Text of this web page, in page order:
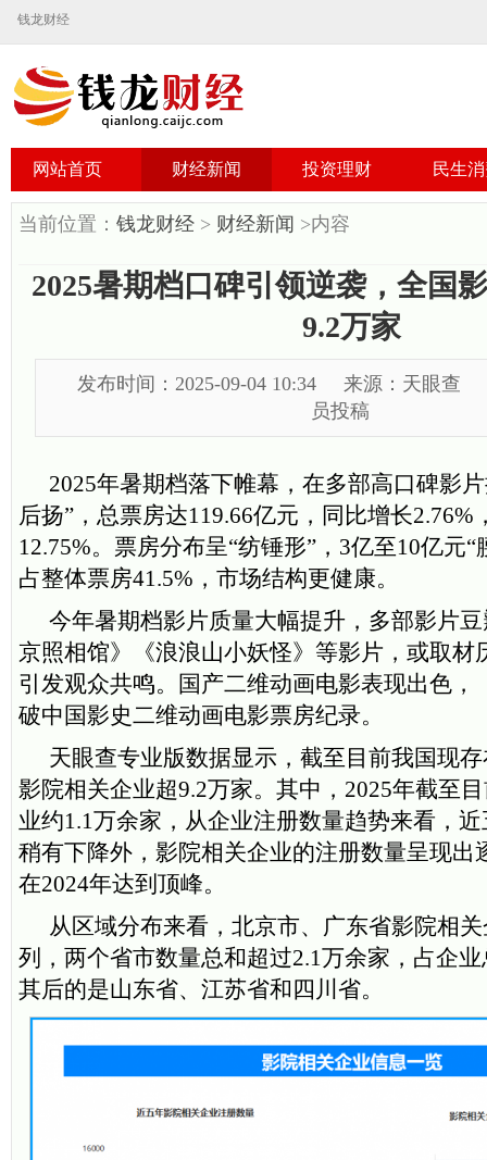
钱龙财经
网站首页 财经新闻 投资理财 民生
当前位置： 钱龙财经 > 财经新闻 >内容
2025暑期档口碑引领逆袭，全国
9.2万家
发布时间：2025-09-04 10:34
来源：天眼查
员投稿
2025年暑期档落下帷幕，在多部高口碑影
后扬”，总票房达119.66亿元，同比增长
12.75%。票房分布呈“纺锤形”，3亿至10亿元
占整体票房41.5%，市场结构更健康。
今年暑期档影片质量大幅提升，多部影片
京照相馆》《浪浪山小妖怪》等影片，或取材
引发观众共鸣。国产二维动画电影表现出色，
破中国影史二维动画电影票房纪录。
天眼查专业版数据显示，截至目前我国现
影院相关企业超9.2万家。其中，2025年截至
业约1.1万余家，从企业注册数量趋势来看，
稍有下降外，影院相关企业的注册数量呈现出
在2024年达到顶峰。
从区域分布来看，北京市、广东省影院相
列，两个省市数量总和超过2.1万余家，占企
其后的是山东省、江苏省和四川省。